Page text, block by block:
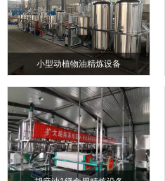
小型动植物油精炼设备